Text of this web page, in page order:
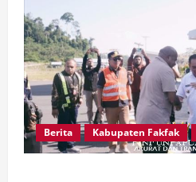
Berita Kabupaten Fakfak